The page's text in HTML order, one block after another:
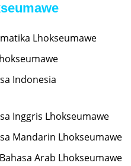
Lhokseumawe
Indonesia
Inggris Lhokseumawe
Mandarin Lhokseumawe
Arab Lhokseumawe